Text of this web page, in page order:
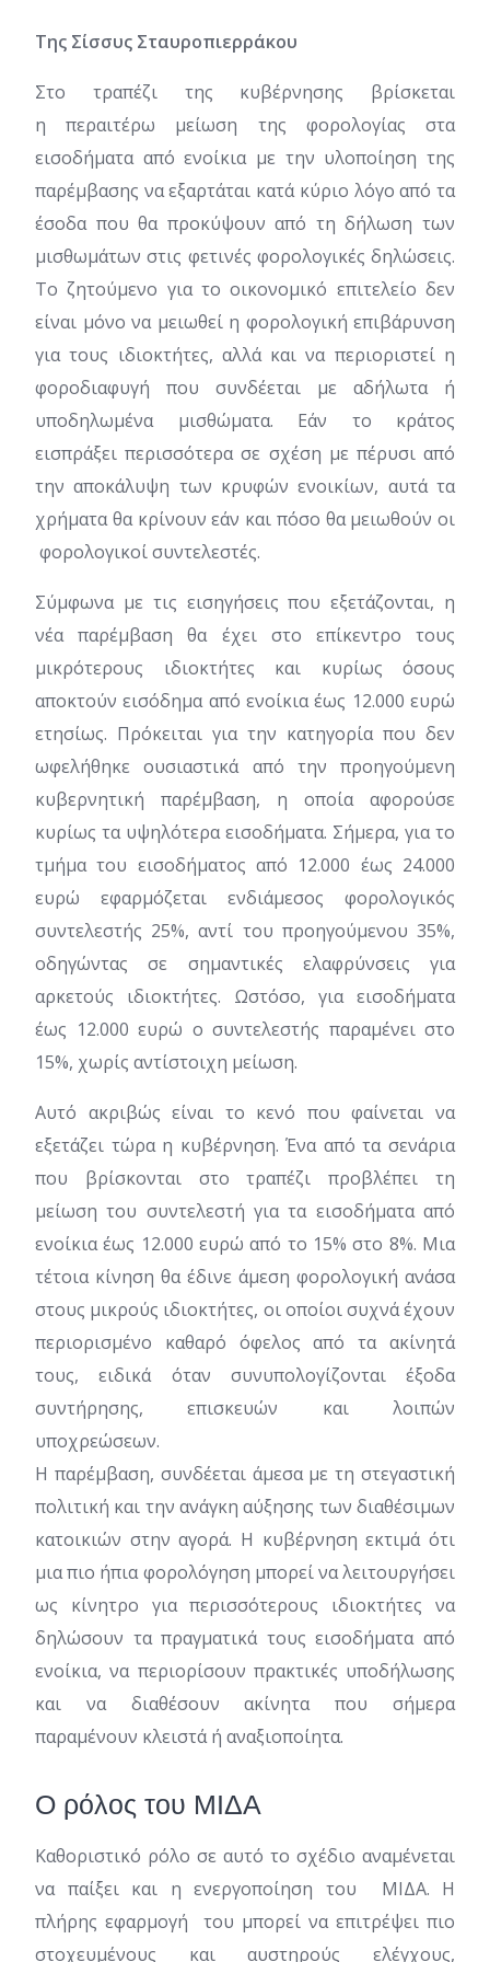
Της Σίσσυς Σταυροπιερράκου
Στο τραπέζι της κυβέρνησης βρίσκεται
η περαιτέρω μείωση της φορολογίας στα
εισοδήματα από ενοίκια με την υλοποίηση της
παρέμβασης να εξαρτάται κατά κύριο λόγο από τα
έσοδα που θα προκύψουν από τη δήλωση των
μισθωμάτων στις φετινές φορολογικές δηλώσεις.
Το ζητούμενο για το οικονομικό επιτελείο δεν
είναι μόνο να μειωθεί η φορολογική επιβάρυνση
για τους ιδιοκτήτες, αλλά και να περιοριστεί η
φοροδιαφυγή που συνδέεται με αδήλωτα ή
υποδηλωμένα μισθώματα. Εάν το κράτος
εισπράξει περισσότερα σε σχέση με πέρυσι από
την αποκάλυψη των κρυφών ενοικίων, αυτά τα
χρήματα θα κρίνουν εάν και πόσο θα μειωθούν οι
φορολογικοί συντελεστές.
Σύμφωνα με τις εισηγήσεις που εξετάζονται, η
νέα παρέμβαση θα έχει στο επίκεντρο τους
μικρότερους ιδιοκτήτες και κυρίως όσους
αποκτούν εισόδημα από ενοίκια έως 12.000 ευρώ
ετησίως. Πρόκειται για την κατηγορία που δεν
ωφελήθηκε ουσιαστικά από την προηγούμενη
κυβερνητική παρέμβαση, η οποία αφορούσε
κυρίως τα υψηλότερα εισοδήματα. Σήμερα, για το
τμήμα του εισοδήματος από 12.000 έως 24.000
ευρώ εφαρμόζεται ενδιάμεσος φορολογικός
συντελεστής 25%, αντί του προηγούμενου 35%,
οδηγώντας σε σημαντικές ελαφρύνσεις για
αρκετούς ιδιοκτήτες. Ωστόσο, για εισοδήματα
έως 12.000 ευρώ ο συντελεστής παραμένει στο
15%, χωρίς αντίστοιχη μείωση.
Αυτό ακριβώς είναι το κενό που φαίνεται να
εξετάζει τώρα η κυβέρνηση. Ένα από τα σενάρια
που βρίσκονται στο τραπέζι προβλέπει τη
μείωση του συντελεστή για τα εισοδήματα από
ενοίκια έως 12.000 ευρώ από το 15% στο 8%. Μια
τέτοια κίνηση θα έδινε άμεση φορολογική ανάσα
στους μικρούς ιδιοκτήτες, οι οποίοι συχνά έχουν
περιορισμένο καθαρό όφελος από τα ακίνητά
τους, ειδικά όταν συνυπολογίζονται έξοδα
συντήρησης, επισκευών και λοιπών
υποχρεώσεων.
Η παρέμβαση, συνδέεται άμεσα με τη στεγαστική
πολιτική και την ανάγκη αύξησης των διαθέσιμων
κατοικιών στην αγορά. Η κυβέρνηση εκτιμά ότι
μια πιο ήπια φορολόγηση μπορεί να λειτουργήσει
ως κίνητρο για περισσότερους ιδιοκτήτες να
δηλώσουν τα πραγματικά τους εισοδήματα από
ενοίκια, να περιορίσουν πρακτικές υποδήλωσης
και να διαθέσουν ακίνητα που σήμερα
παραμένουν κλειστά ή αναξιοποίητα.
Ο ρόλος του ΜΙΔΑ
Καθοριστικό ρόλο σε αυτό το σχέδιο αναμένεται
να παίξει και η ενεργοποίηση του ΜΙΔΑ. Η
πλήρης εφαρμογή του μπορεί να επιτρέψει πιο
στοχευμένους και αυστηρούς ελέγχους,